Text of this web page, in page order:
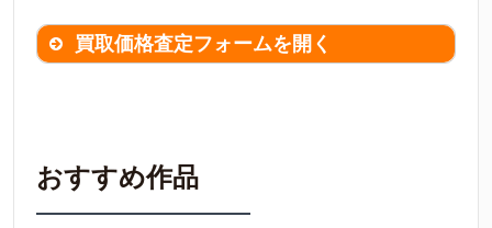
買取価格査定フォームを開く
※不明な項目は空欄で結構です。
▼
おすすめ作品